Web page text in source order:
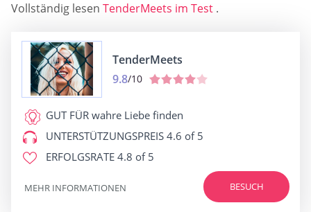
Vollständig lesen TenderMeets im Test .
TenderMeets
9.8/10
GUT FÜR wahre Liebe finden
UNTERSTÜTZUNGSPREIS 4.6 of 5
ERFOLGSRATE 4.8 of 5
BESUCH
MEHR INFORMATIONEN